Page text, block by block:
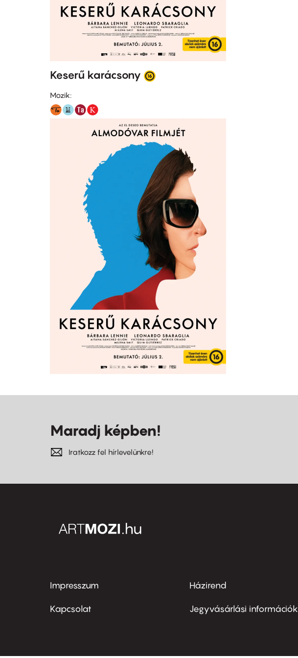
Keserű karácsony
Mozik:
Maradj képben!
Iratkozz fel hírlevelünkre!
Footer
menu
Impresszum
Kapcsolat
Footer
menu
Házirend
Jegyvásárlási információk